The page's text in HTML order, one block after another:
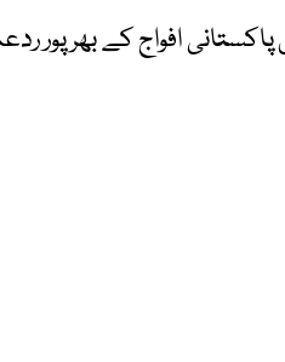
افواج کے بھرپور